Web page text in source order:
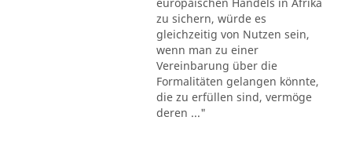
europäischen Handels in Afrika
zu sichern, würde es
gleichzeitig von Nutzen sein,
wenn man zu einer
Vereinbarung über die
Formalitäten gelangen könnte,
die zu erfüllen sind, vermöge
deren ..."